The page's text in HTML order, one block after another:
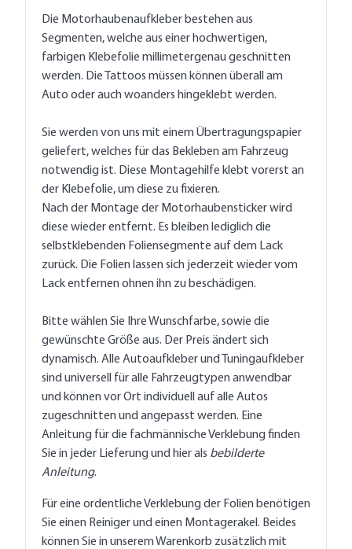
Die Motorhaubenaufkleber bestehen aus
Segmenten, welche aus einer hochwertigen,
farbigen Klebefolie millimetergenau geschnitten
werden. Die Tattoos müssen können überall am
Auto oder auch woanders hingeklebt werden.
Sie werden von uns mit einem Übertragungspapier
geliefert, welches für das Bekleben am Fahrzeug
notwendig ist. Diese Montagehilfe klebt vorerst an
der Klebefolie, um diese zu fixieren.
Nach der Montage der Motorhaubensticker wird
diese wieder entfernt. Es bleiben lediglich die
selbstklebenden Foliensegmente auf dem Lack
zurück. Die Folien lassen sich jederzeit wieder vom
Lack entfernen ohnen ihn zu beschädigen.
Bitte wählen Sie Ihre Wunschfarbe, sowie die
gewünschte Größe aus. Der Preis ändert sich
dynamisch. Alle Autoaufkleber und Tuningaufkleber
sind universell für alle Fahrzeugtypen anwendbar
und können vor Ort individuell auf alle Autos
zugeschnitten und angepasst werden. Eine
Anleitung für die fachmännische Verklebung finden
Sie in jeder Lieferung und hier als bebilderte
Anleitung.
Für eine ordentliche Verklebung der Folien benötigen
Sie einen Reiniger und einen Montagerakel. Beides
können Sie in unserem Warenkorb zusätzlich mit